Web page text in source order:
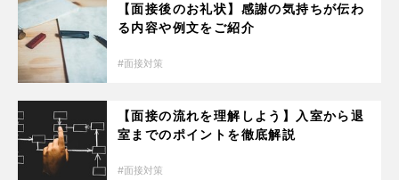
【面接後のお礼状】感謝の気持ちが伝わ
る内容や例文をご紹介
面接対策
【面接の流れを理解しよう】入室から退
室までのポイントを徹底解説
面接対策